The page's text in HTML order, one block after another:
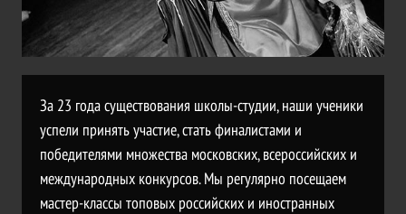
За 23 года существования школы-студии, наши ученики
успели принять участие, стать финалистами и
победителями множества московских, всероссийских и
международных конкурсов. Мы регулярно посещаем
мастер-классы топовых российских и иностранных